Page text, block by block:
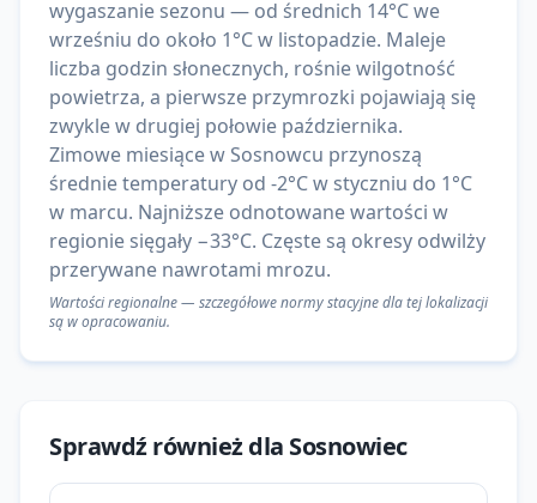
wygaszanie sezonu — od średnich 14°C we
wrześniu do około 1°C w listopadzie. Maleje
liczba godzin słonecznych, rośnie wilgotność
powietrza, a pierwsze przymrozki pojawiają się
zwykle w drugiej połowie października.
Zimowe miesiące w Sosnowcu przynoszą
średnie temperatury od -2°C w styczniu do 1°C
w marcu. Najniższe odnotowane wartości w
regionie sięgały −33°C. Częste są okresy odwilży
przerywane nawrotami mrozu.
Wartości regionalne — szczegółowe normy stacyjne dla tej lokalizacji
są w opracowaniu.
Sprawdź również dla Sosnowiec